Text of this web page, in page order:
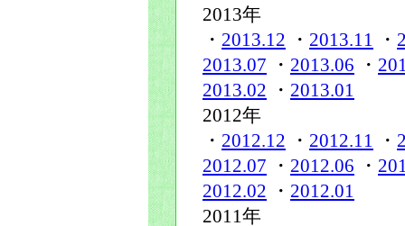
2013年
・ 2013.12 ・ 2013.11 ・
2013.07 ・ 2013.06 ・
2013.02 ・ 2013.01
2012年
・ 2012.12 ・ 2012.11 ・
2012.07 ・ 2012.06 ・
2012.02 ・ 2012.01
2011年